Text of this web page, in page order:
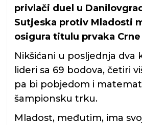
privlači duel u
Sutjeska protiv Mladosti
osigura titulu prvaka Crne
Nikšićani u posljednja dva
lideri sa 69 bodova, četiri
pa bi pobjedom i
šampionsku trku.
Mladost, međutim, ima